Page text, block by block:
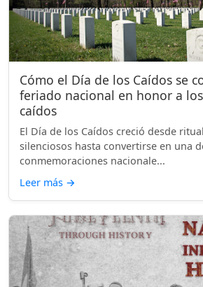
Cómo el Día de los Caídos se
feriado nacional en honor a
caídos
El Día de los Caídos creció desde
silenciosos hasta convertirse en una
conmemoraciones nacionale...
Leer más →